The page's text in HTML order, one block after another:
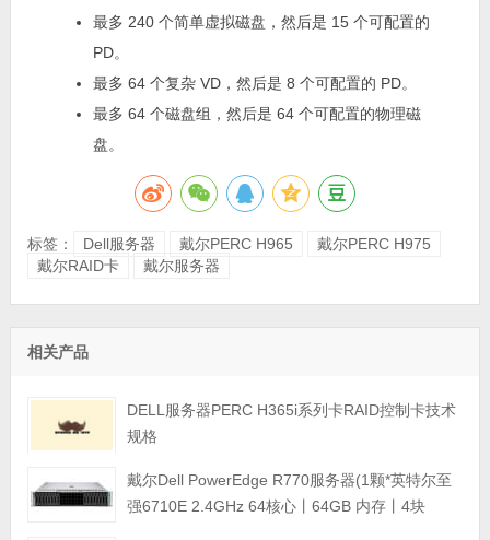
最多 240 个简单虚拟磁盘，然后是 15 个可配置的
PD。
最多 64 个复杂 VD，然后是 8 个可配置的 PD。
最多 64 个磁盘组，然后是 64 个可配置的物理磁
盘。
标签： Dell服务器 戴尔PERC H965
戴尔PERC H975
戴尔RAID卡
戴尔服务器
相关产品
DELL服务器PERC H365i系列卡RAID控制卡技术
规格
戴尔Dell PowerEdge R770服务器(1颗*英特尔至
强6710E 2.4GHz 64核心丨64GB 内存丨4块